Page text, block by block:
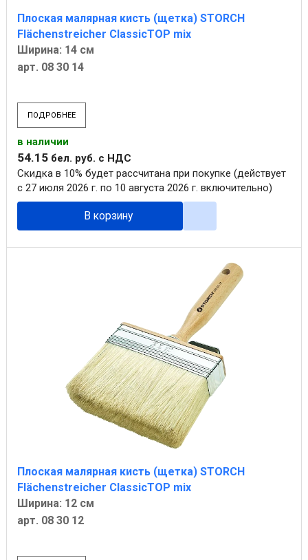
Плоская малярная кисть (щетка) STORCH
Flächenstreicher ClassicTOP mix
Ширина: 14 см
арт. 08 30 14
ПОДРОБНЕЕ
в наличии
54.15 бел. руб. с НДС
Скидка в 10% будет рассчитана при покупке (действует
с 27 июля 2026 г. по 10 августа 2026 г. включительно)
В корзину
Плоская малярная кисть (щетка) STORCH
Flächenstreicher ClassicTOP mix
Ширина: 12 см
арт. 08 30 12